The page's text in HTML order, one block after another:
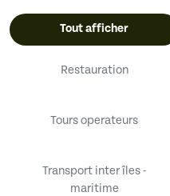
Tout afficher
Restauration
Tours operateurs
Transport inter îles -
maritime